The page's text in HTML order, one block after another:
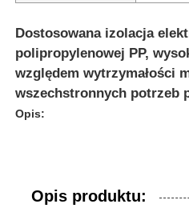
Dostosowana izolacja
polipropylenowej PP,
względem wytrzymałości
wszechstronnych potrzeb
Opis:
Opis produktu: